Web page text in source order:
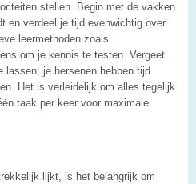
stellen. Begin met de vakken
en verdeel je tijd evenwichtig over
leermethoden zoals
om je kennis te testen. Vergeet
lassen; je hersenen hebben tijd
Het is verleidelijk om alles tegelijk
taak per keer voor maximale
lijkt, is het belangrijk om